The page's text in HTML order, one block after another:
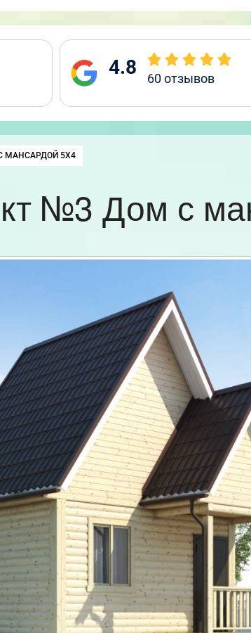
4.8 60отзывов
МАНСАРДОЙ 5Х4
№3 Дом с